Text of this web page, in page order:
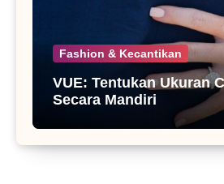
Fashion & Kecantikan
VUE: Tentukan Ukuran
Secara Mandiri